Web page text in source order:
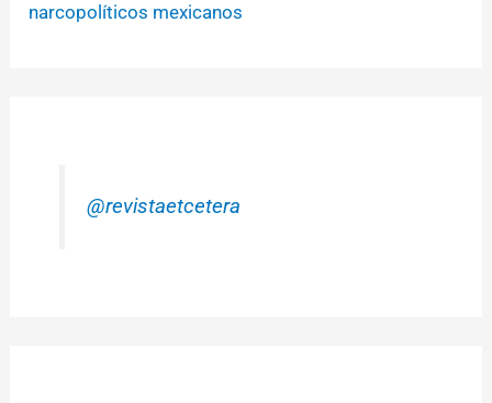
narcopolíticos mexicanos
@revistaetcetera